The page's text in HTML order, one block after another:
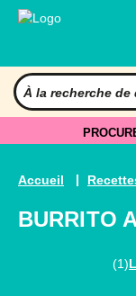
Accueil
BURRITO
(1)